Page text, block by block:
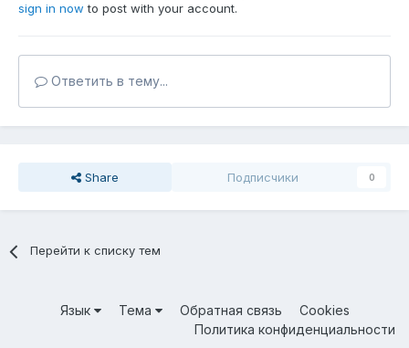
sign in now to post with your account.
Ответить в тему...
Share Подписчики 0
Перейти к списку тем
Язык Тема Обратная связь
Cookies
Политика конфиденциальности